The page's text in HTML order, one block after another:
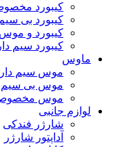
کیبورد
کیبورد بی سیم
کیبورد و
کیبورد سیم دار
ماوس
موس سیم دار
موس بی سیم
موس مخصوص
لوازم جانبی
شارژر فندکی
آداپتور شارژر